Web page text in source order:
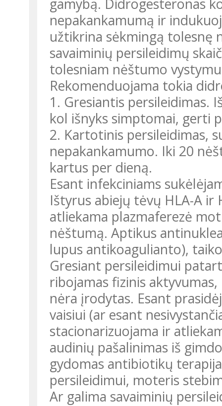
gamybą. Didrogesteronas
nepakankamumą ir
užtikrina sėkmingą tolesnę
savaiminių persileidimų
tolesniam nėštumo
Rekomenduojama tokia
1. Gresiantis persileidimas.
kol išnyks simptomai, gerti
2. Kartotinis persileidimas,
nepakankamumo. Iki 20
kartus per dieną.
Esant infekciniams
Ištyrus abiejų tėvų HLA-A ir
atliekama plazmaferezė
nėštumą. Aptikus
lupus antikoagulianto),
Gresiant persileidimui
ribojamas fizinis
nėra įrodytas. Esant
vaisiui (ar esant
stacionarizuojama ir
audinių pašalinimas iš
gydomas antibiotikų
persileidimui, moteris
Ar galima savaiminių